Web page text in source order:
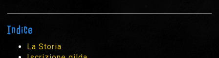
Indice
La Storia